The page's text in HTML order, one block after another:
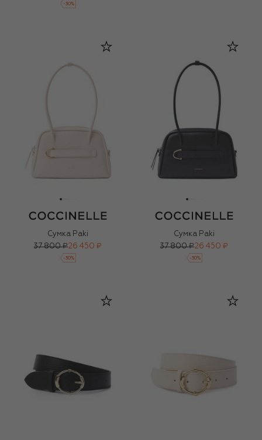
-30%
Сумка Paki
37 800 ₽26 450 ₽
-30%
Сумка Paki
37 800 ₽26 450 ₽
-30%